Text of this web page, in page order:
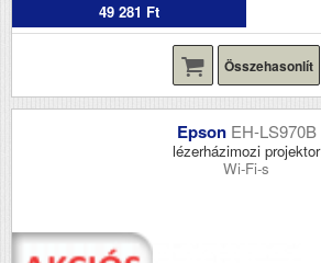
49 281 Ft
Összehasonlít
Epson EH-LS970B
lézerházimozi projektor
Wi-Fi-s